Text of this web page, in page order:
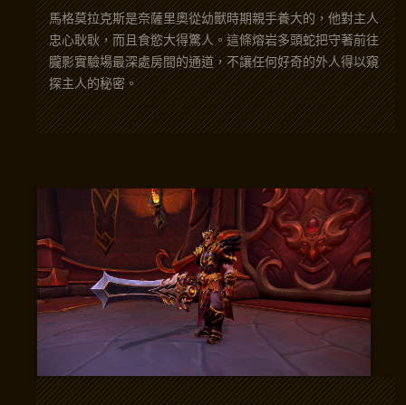
馬格莫拉克斯是奈薩里奧從幼獸時期親手養大的，他對主人
忠心耿耿，而且食慾大得驚人。這條熔岩多頭蛇把守著前往
朧影實驗場最深處房間的通道，不讓任何好奇的外人得以窺
探主人的秘密。